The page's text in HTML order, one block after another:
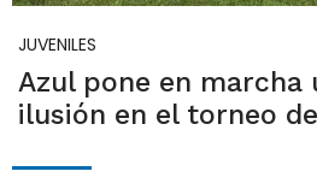
JUVENILES
Azul pone en marcha
ilusión en el torneo